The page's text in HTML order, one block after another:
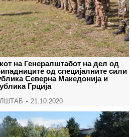
на Генералштабот на дел од
од специјалните сили
Северна Македонија и
Грција
21.10.2020